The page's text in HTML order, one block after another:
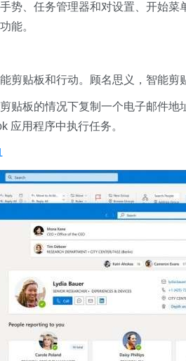
势、任务管理器和对设置、开始
能。
剪贴板和行动。顾名思义，智能
贴板的情况下复制一个电子邮件
应用程序中执行任务。